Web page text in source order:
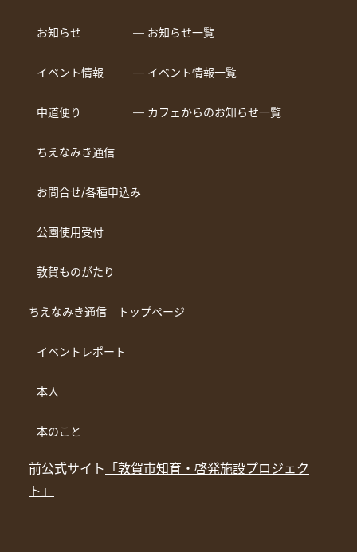
お知らせ ― お知らせ一覧
イベント情報 ― イベント情報一覧
中道便り ― カフェからのお知らせ一覧
ちえなみき通信
お問合せ/各種申込み
公園使用受付
敦賀ものがたり
ちえなみき通信 トップページ
イベントレポート
本人
本のこと
前公式サイト 「敦賀市知育・啓発施設プロジェク
ト」